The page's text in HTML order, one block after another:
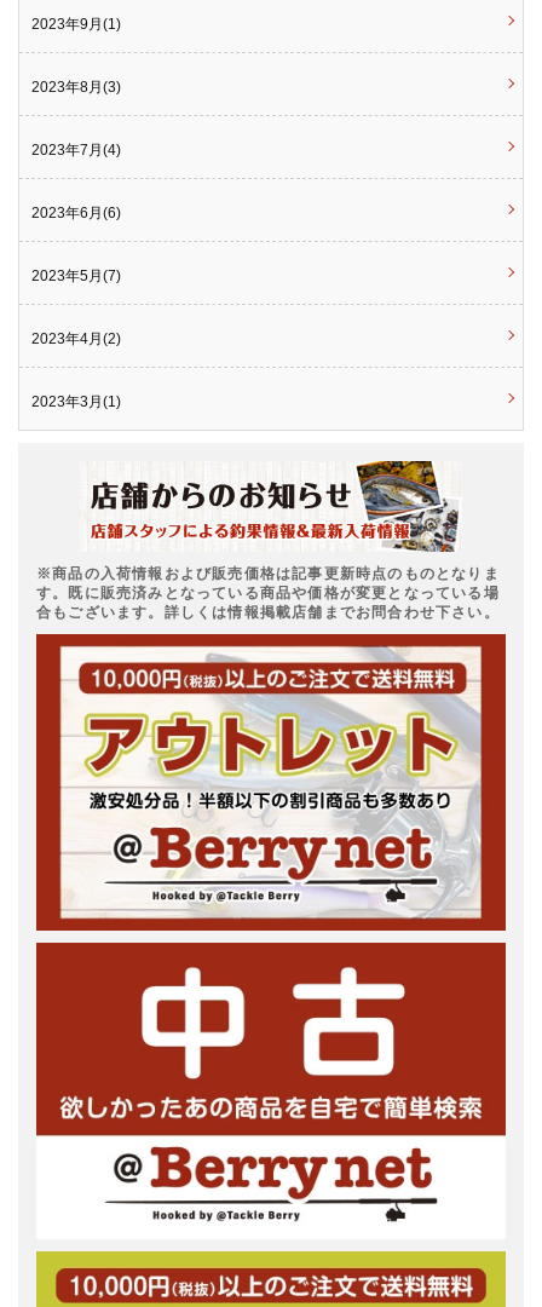
2023年9月(1)
2023年8月(3)
2023年7月(4)
2023年6月(6)
2023年5月(7)
2023年4月(2)
2023年3月(1)
※商品の入荷情報および販売価格は記事更新時点のものとなりま
す。既に販売済みとなっている商品や価格が変更となっている場
合もございます。詳しくは情報掲載店舗までお問合わせ下さい。